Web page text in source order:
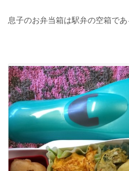
息子のお弁当箱は駅弁の空箱で